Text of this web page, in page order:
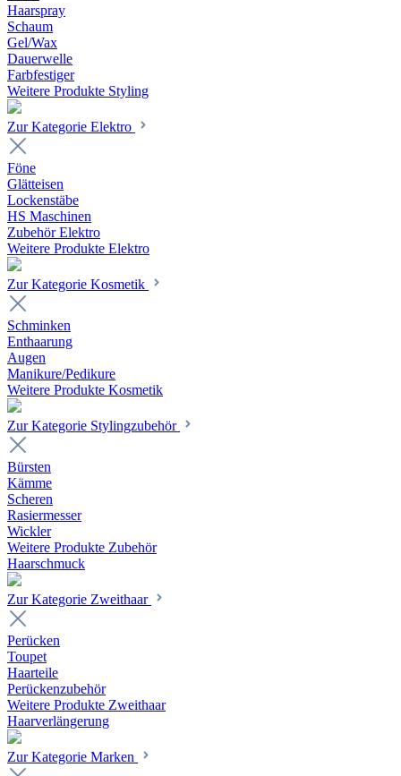
Haarspray
Schaum
Gel/Wax
Dauerwelle
Farbfestiger
Weitere Produkte Styling
Zur Kategorie Elektro
Föne
Glätteisen
Lockenstäbe
HS Maschinen
Zubehör Elektro
Weitere Produkte Elektro
Zur Kategorie Kosmetik
Schminken
Enthaarung
Augen
Manikure/Pedikure
Weitere Produkte Kosmetik
Zur Kategorie Stylingzubehör
Bürsten
Kämme
Scheren
Rasiermesser
Wickler
Weitere Produkte Zubehör
Haarschmuck
Zur Kategorie Zweithaar
Perücken
Toupet
Haarteile
Perückenzubehör
Weitere Produkte Zweithaar
Haarverlängerung
Zur Kategorie Marken